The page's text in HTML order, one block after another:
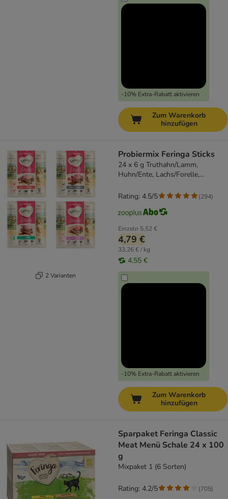
-10% Extra-Rabatt aktivieren
Zum Warenkorb
hinzufügen
2 Varianten
Probiermix Feringa Sticks
24 x 6 g Truthahn/Lamm,
Huhn/Ente, Lachs/Forelle,
Einzeln 5,52 €
4,79 €
33,26 € / kg
4,55 €
-10% Extra-Rabatt aktivieren
Rating: 4.5/5 (294)
Zum Warenkorb
hinzufügen
Sparpaket Feringa Classic
Meat Menü Schale 24 x 100
g
Mixpaket 1 (6 Sorten)
Rating: 4.2/5 (705)